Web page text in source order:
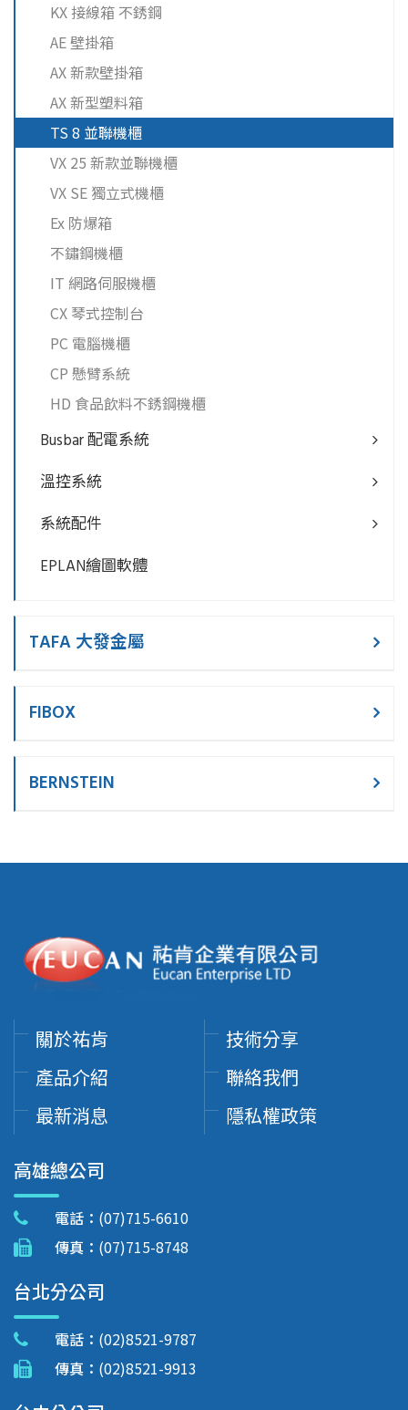
KX 接線箱 不銹鋼
AE 壁掛箱
AX 新款壁掛箱
AX 新型塑料箱
TS 8 並聯機櫃
VX 25 新款並聯機櫃
VX SE 獨立式機櫃
Ex 防爆箱
不鏽鋼機櫃
IT 網路伺服機櫃
CX 琴式控制台
PC 電腦機櫃
CP 懸臂系統
HD 食品飲料不銹鋼機櫃
Busbar 配電系統
溫控系統
系統配件
EPLAN繪圖軟體
TAFA 大發金屬
FIBOX
BERNSTEIN
關於祐肯
產品介紹
最新消息
技術分享
聯絡我們
隱私權政策
高雄總公司
電話： (07)715-6610
傳真： (07)715-8748
台北分公司
電話： (02)8521-9787
傳真： (02)8521-9913